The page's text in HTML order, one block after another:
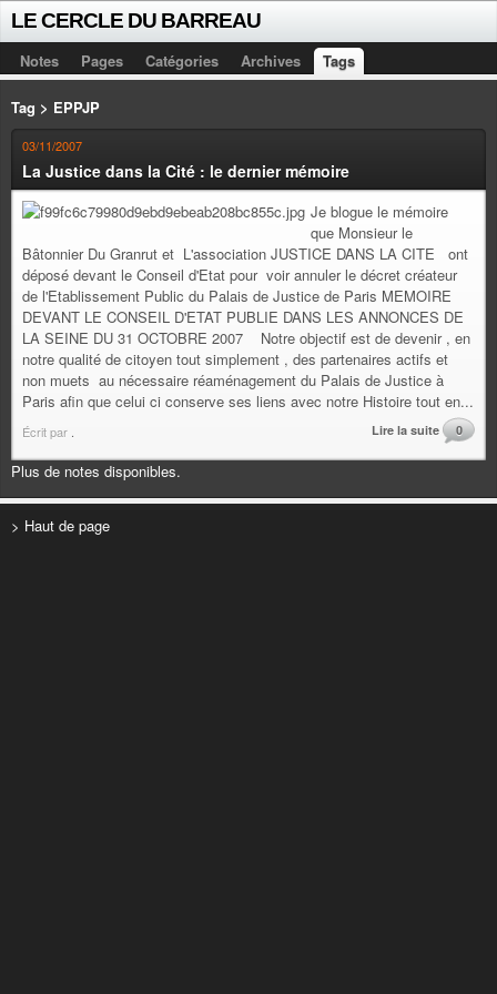
LE CERCLE DU BARREAU
Notes Pages Catégories Archives Tags
Tag > EPPJP
03/11/2007
La Justice dans la Cité : le dernier mémoire
Je blogue le mémoire
que Monsieur le
Bâtonnier Du Granrut et L'association JUSTICE DANS LA CITE ont
déposé devant le Conseil d'Etat pour voir annuler le décret créateur
de l'Etablissement Public du Palais de Justice de Paris MEMOIRE
DEVANT LE CONSEIL D'ETAT PUBLIE DANS LES ANNONCES DE
LA SEINE DU 31 OCTOBRE 2007 Notre objectif est de devenir , en
notre qualité de citoyen tout simplement , des partenaires actifs et
non muets au nécessaire réaménagement du Palais de Justice à
Paris afin que celui ci conserve ses liens avec notre Histoire tout en...
Écrit par Lire la suite 0
Plus de notes disponibles.
> Haut de page